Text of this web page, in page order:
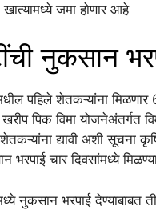
जमा होणार आहे
नुकसान
पहिले शेतकऱ्यांना
पिक विमा योजनेअंतर्गत
द्यावी अशी सूचना
भरपाई चार दिवसांमध्ये
नुकसान भरपाई देण्याबाबत